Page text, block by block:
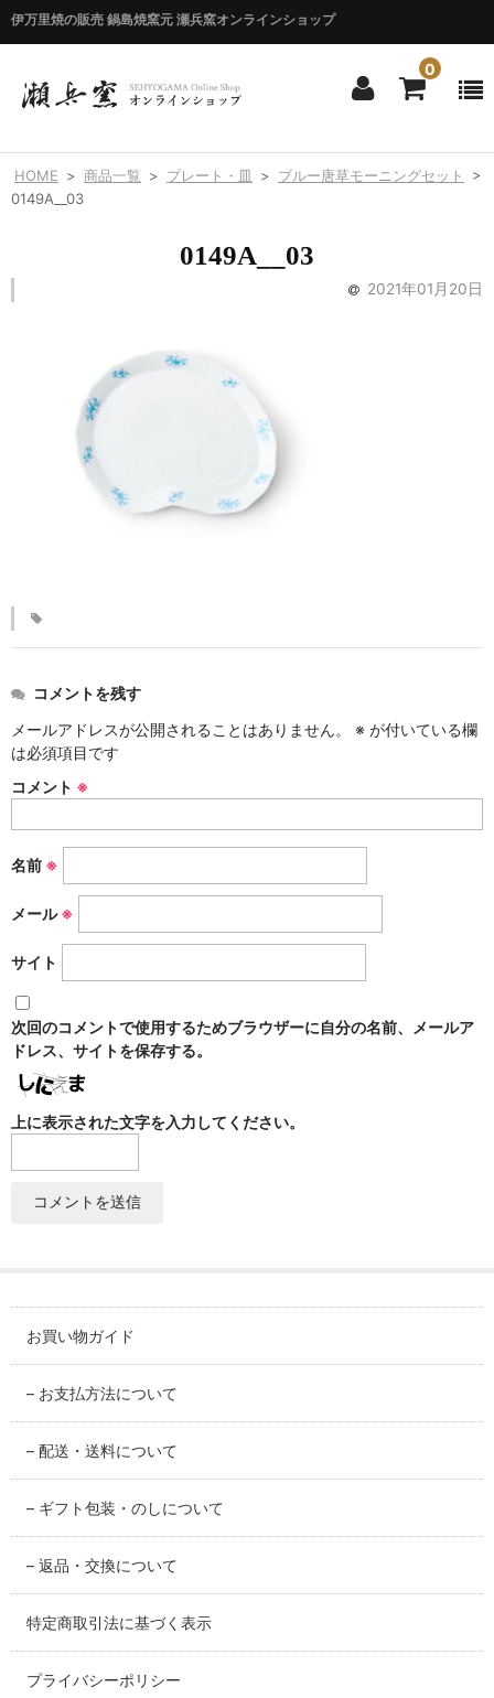
伊万里焼の販売 鍋島焼窯元 瀬兵窯オンラインショップ
0
ホーム
HOME
エマシリーズ
錦花唐草シリーズ
銀彩シリーズ
デルフト伊万里シリーズ
DELFT IMARI
FUGA
いちごシリーズ
STRAWBERRY
錆ネズシリーズ
花びらシリーズ
PETAL
染錦葡萄シリーズ
蔦小花シリーズ
MAGNIFIER
カテゴリ別
BY CATEGORY
皿・プレート
cup
モーニングセット
HOME > 商品一覧 > プレート・皿 > ブルー唐草モーニングセット
>
0149A__03
0149A__03
2021年01月20日
コメントを残す
メールアドレスが公開されることはありません。
※ が付いている欄
は必須項目です
コメント ※
名前 ※
メール※
サイト
次回のコメントで使用するためブラウザーに自分の名前、メールア
ドレス、サイトを保存する。
上に表示された文字を入力してください。
お買い物ガイド
– お支払方法について
– 配送・送料について
– ギフト包装・のしについて
– 返品・交換について
特定商取引法に基づく表示
プライバシーポリシー